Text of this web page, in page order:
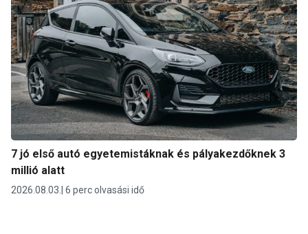
7 jó első autó egyetemistáknak és pályakezdőknek 3
millió alatt
2026.08.03. 6 perc olvasási idő